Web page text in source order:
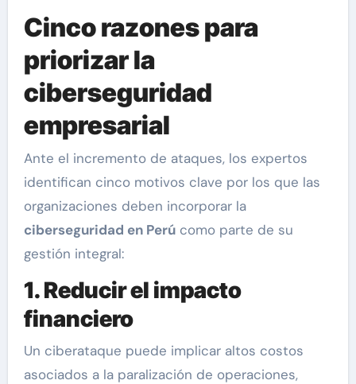
Cinco razones para
priorizar la
ciberseguridad
empresarial
Ante el incremento de ataques, los expertos
identifican cinco motivos clave por los que las
organizaciones deben incorporar la
ciberseguridad en Perúcomo parte de su
gestión integral:
1. Reducir el impacto
financiero
Un ciberataque puede implicar altos costos
asociados a la paralización de operaciones,